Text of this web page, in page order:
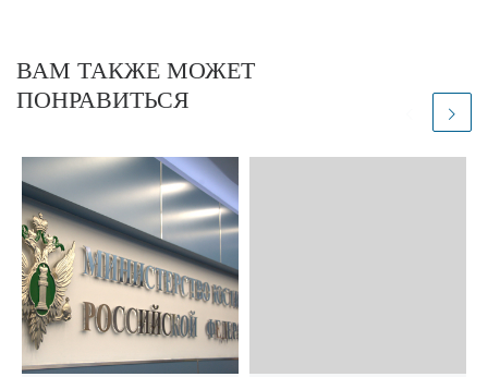
ВАМ ТАКЖЕ МОЖЕТ
ПОНРАВИТЬСЯ